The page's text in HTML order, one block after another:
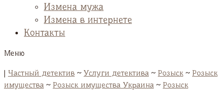
Измена мужа
Измена в интернете
Контакты
Меню
| Частный детектив ~ Услуги детектива ~ Розыск~ Розыск
имущества ~ Розыск имущества Украина ~ Розыск